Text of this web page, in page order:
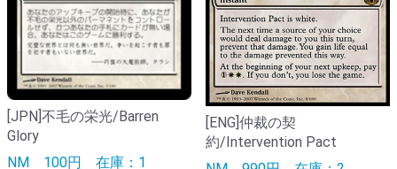
[JPN]不毛の栄光/Barren
Glory
NM 100円 在庫：1
[ENG]仲裁の契
約/Intervention Pact